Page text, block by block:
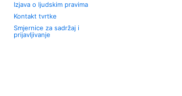
Izjava o ljudskim pravima
Kontakt tvrtke
Smjernice za sadržaj i
prijavljivanje